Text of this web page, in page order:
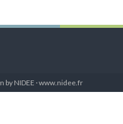
by NIDEE · www.nidee.fr